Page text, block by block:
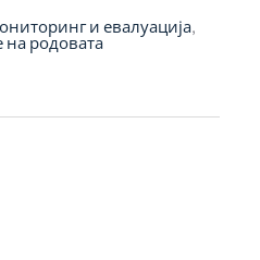
и евалуација
на родовата